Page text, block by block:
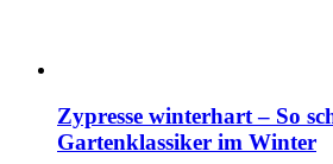
Zypresse winterhart – So
Gartenklassiker im Winter